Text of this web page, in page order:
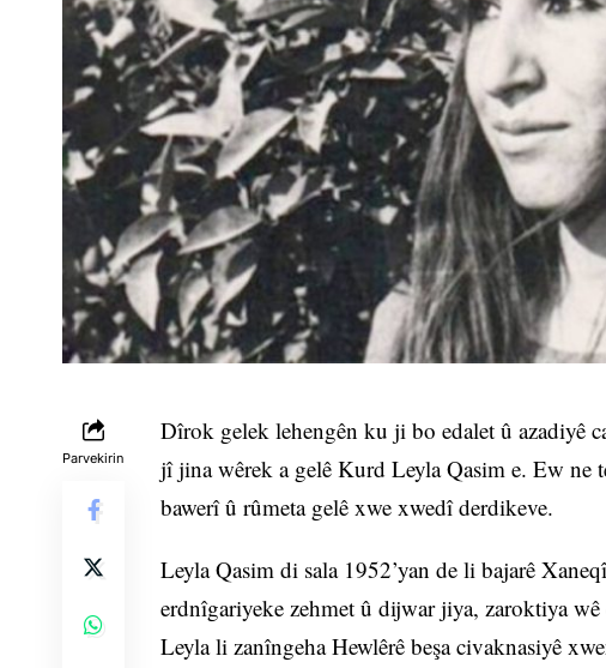
Parvekirin
Dîrok gelek lehengên ku ji bo edalet û azadiyê
jî jina wêrek a gelê Kurd Leyla Qasim e. Ew ne
bawerî û rûmeta gelê xwe xwedî derdikeve.
Leyla Qasim di sala 1952’yan de li bajarê
erdnîgariyeke zehmet û dijwar jiya, zaroktiya
Leyla li zanîngeha Hewlêrê beşa civaknasiyê